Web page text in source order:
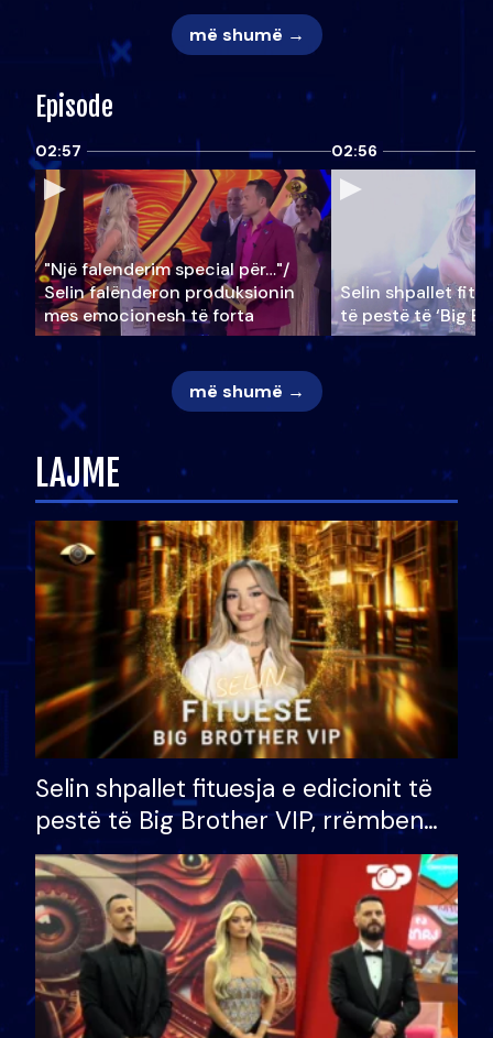
më shumë →
Episode
02:57
"Një falenderim special për…"/
Selin falënderon produksionin
mes emocionesh të forta
02:56
Selin shpallet
të pestë të ‘Big
më shumë →
LAJME
Selin shpallet fituesja e edicionit të
pestë të Big Brother VIP, rrëmben
çmimin e madh prej 100 mijë eurosh